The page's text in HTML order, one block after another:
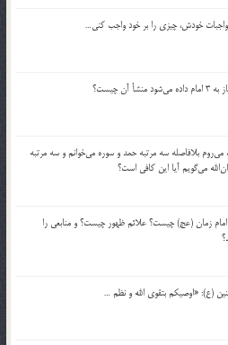
خودش، چيزي را بر خود واجب كني…
چيست؟
بلافاصله سه مرتبه حمد و سوره مي‌خوانم و سه مرتبه
مي‌گويم آيا اين كافي است؟
زمان (عج) چيست؟ علائم ظهور چيست؟ و منابعي را
(ع): «اوصيكم بتقوي الله و نظم …